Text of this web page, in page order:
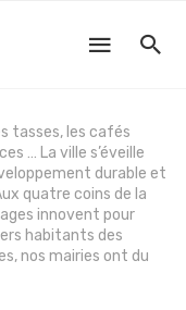
tasses, les cafés
… La ville s’éveille
durable et
quatre coins de la
innovent pour
habitants des
nos mairies ont du